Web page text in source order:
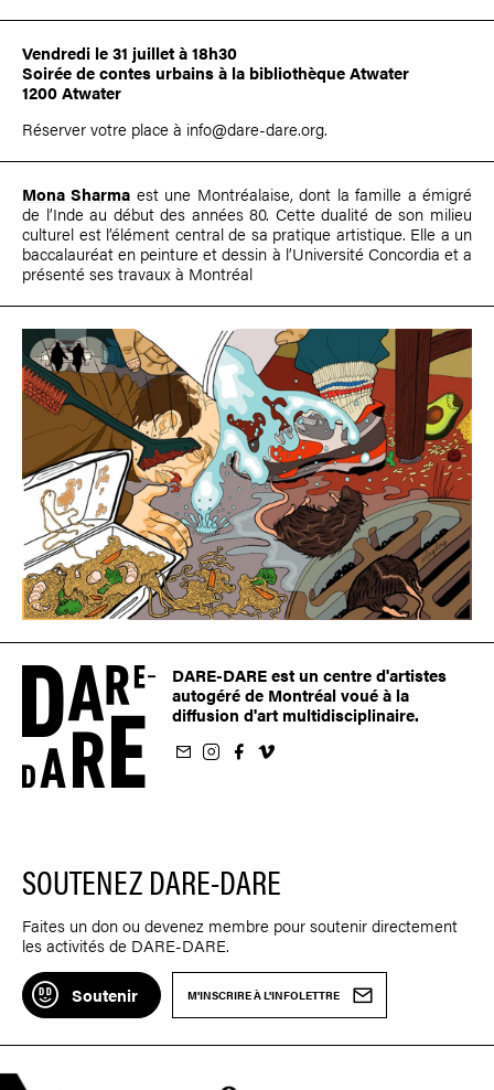
Vendredi le 31 juillet à 18h30
Soirée de contes urbains à la bibliothèque Atwater
1200 Atwater
Réserver votre place à info@dare-dare.org.
Mona Sharma est une Montréalaise, dont la famille a émigré
de l’Inde au début des années 80. Cette dualité de son milieu
culturel est l’élément central de sa pratique artistique. Elle a un
baccalauréat en peinture et dessin à l’Université Concordia et a
présenté ses travaux à Montréal
DARE-DARE est un centre d'artistes
autogéré de Montréal voué à la
diffusion d'art multidisciplinaire.
sur Instagram
sur Facebook
nous sur Vimeo
SOUTENEZ DARE-DARE
Faites un don ou devenez membre pour soutenir directement
les activités de DARE-DARE.
Soutenir M'INSCRIRE À L'INFOLETTRE